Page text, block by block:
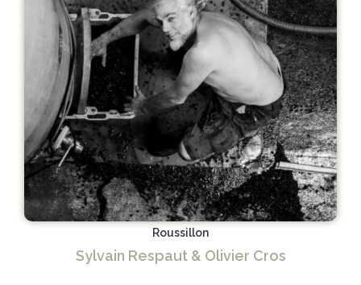
Roussillon
Sylvain Respaut & Olivier Cros